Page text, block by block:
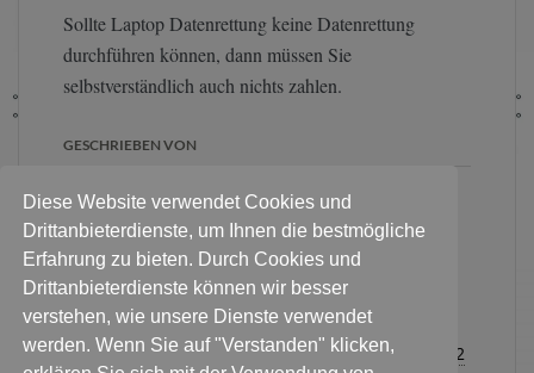
Sollte Laptop Datenrettung keine Datenrettung
durchführen können, dann müssen Sie
selbstverständlich auch nichts zahlen.
GESCHRIEBEN VON
an diese Adresse. Persönlich
Festplatte & Datenträger
abgeben? Bitte Termin
vereinbaren:Für alle Kontaktanfragen
Sie haben noch Fragen zum Ablauf?0178 3376232
Diese Website verwendet Cookies und
Drittanbieterdienste, um Ihnen die bestmögliche
Erfahrung zu bieten. Durch Cookies und
Drittanbieterdienste können wir besser
verstehen, wie unsere Dienste verwendet
werden. Wenn Sie auf "Verstanden" klicken,